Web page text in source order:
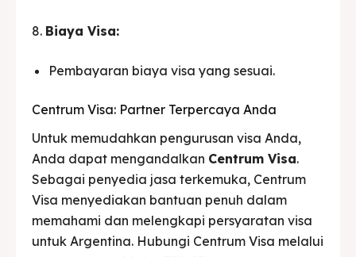
8. Biaya Visa:
Pembayaran biaya visa yang sesuai.
Centrum Visa: Partner Terpercaya Anda
Untuk memudahkan pengurusan visa Anda,
Anda dapat mengandalkan Centrum Visa.
Sebagai penyedia jasa terkemuka, Centrum
Visa menyediakan bantuan penuh dalam
memahami dan melengkapi persyaratan visa
untuk Argentina. Hubungi Centrum Visa melalui